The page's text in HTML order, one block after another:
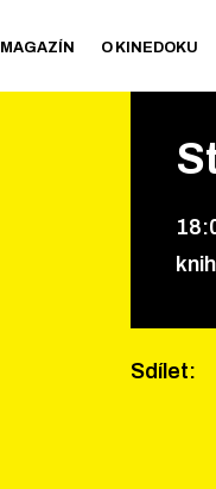
MAGAZÍN O KINEDOKU
18:
Sdílet: